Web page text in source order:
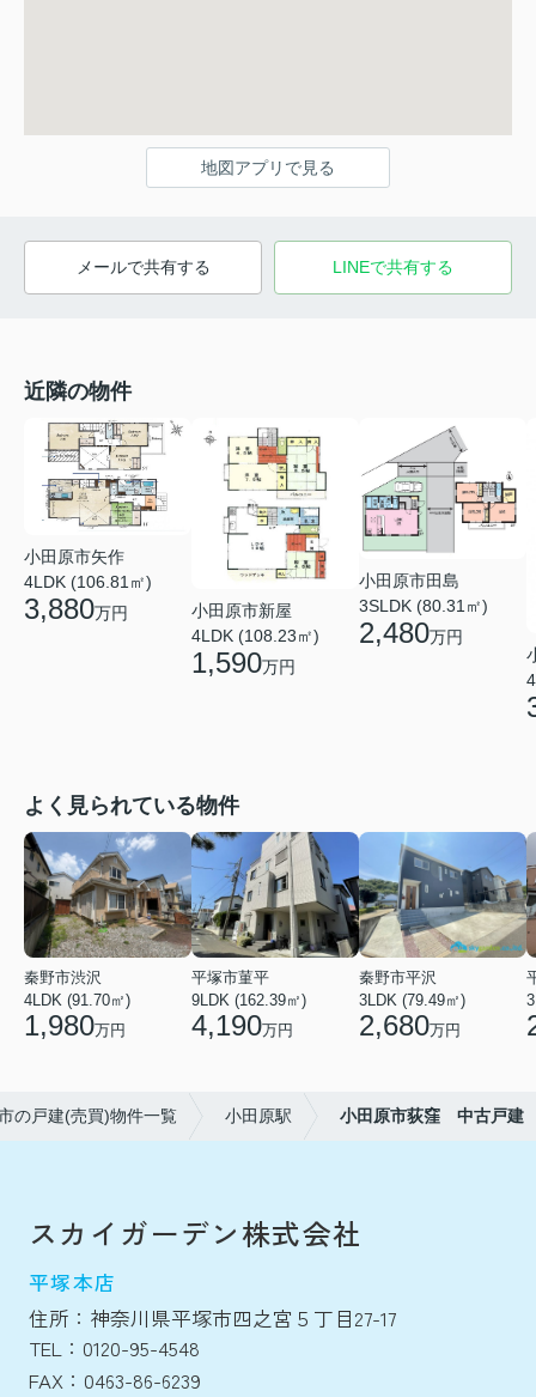
地図アプリで見る
メールで共有する LINEで共有する
近隣の物件
小田原市矢作
4LDK (106.81㎡)
3,880万円
小田原市新屋
4LDK (108.23㎡)
1,590万円
小田原市田島
3SLDK (80.31㎡)
2,480万円
よく見られている物件
秦野市渋沢
4LDK (91.70㎡)
1,980万円
平塚市菫平
9LDK (162.39㎡)
4,190万円
秦野市平沢
3LDK (79.49㎡)
2,680万円
の戸建(売買)物件一覧 小田原駅 小田原市荻窪 中古戸建
スカイガーデン株式会社
平塚本店
住所：神奈川県平塚市四之宮５丁目27-17
TEL：0120-95-4548
FAX：0463-86-6239